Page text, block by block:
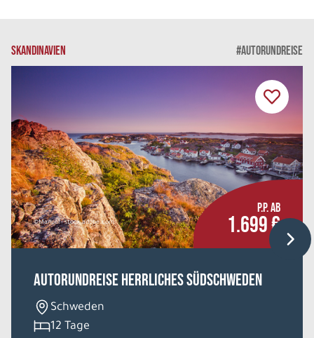
SKANDINAVIEN #AUTORUNDREISE
©Manuel - stock.adobe.com
P.P. AB
1.699 €
Autorundreise Herrliches Südschweden
Schweden
12 Tage